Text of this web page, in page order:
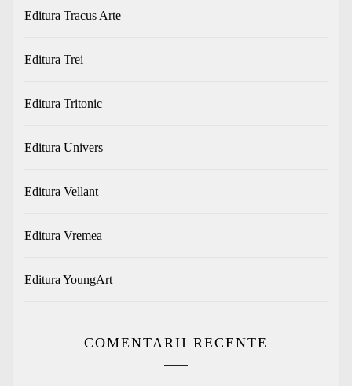
Editura Tracus Arte
Editura Trei
Editura Tritonic
Editura Univers
Editura Vellant
Editura Vremea
Editura YoungArt
COMENTARII RECENTE